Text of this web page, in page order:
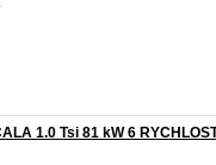
1.0 Tsi 81 kW 6